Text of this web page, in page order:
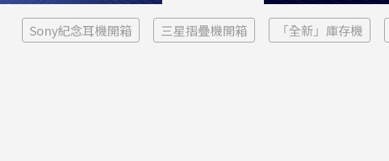
Sony紀念耳機開箱 三星摺疊機開箱 「全新」庫存機